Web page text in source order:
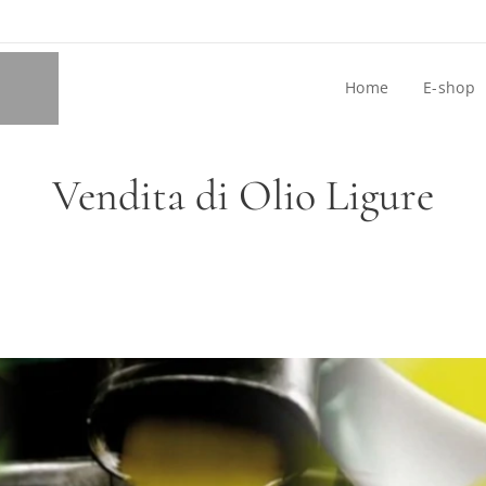
Home E-shop
Vendita di Olio Ligure